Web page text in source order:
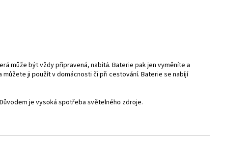
může být vždy připravená, nabitá. Baterie pak jen vyměníte a
ji použít v domácnosti či při cestování. Baterie se nabíjí
je vysoká spotřeba světelného zdroje.